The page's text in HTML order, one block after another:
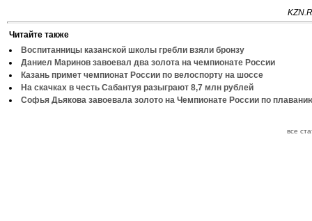
Читайте также
Воспитанницы казанской школы гребли взяли бронзу
Даниел Маринов завоевал два золота на чемпионате России
Казань примет чемпионат России по велоспорту на шоссе
На скачках в честь Сабантуя разыграют 8,7 млн рублей
Софья Дьякова завоевала золото на Чемпионате России по
все